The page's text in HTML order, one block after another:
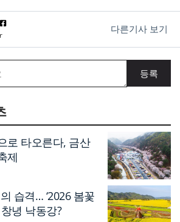
다른기사 보기
로 타오른다, 금산
제
습격… ‘2026 봄꽃
녕 낙동강?